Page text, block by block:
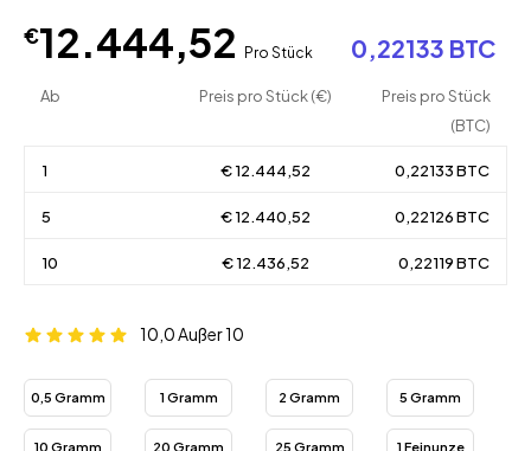
€12.444,52 Pro Stück 0,22133 BTC
Ab Preis pro Stück (€)
Preis pro Stück
(BTC)
1 € 12.444,52 0,22133 BTC
5 € 12.440,52 0,22126 BTC
10 € 12.436,52 0,22119 BTC
10,0Außer 10
0,5 Gramm 1 Gramm 2 Gramm 5 Gramm
10 Gramm 20 Gramm 25 Gramm 1 Feinunze